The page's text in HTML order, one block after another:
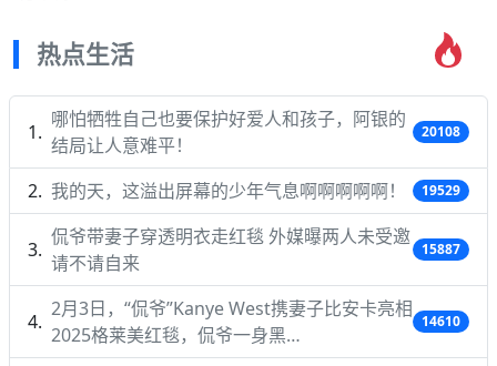
热点生活
哪怕牺牲自己也要保护好爱人和孩子，阿银的
结局让人意难平！
20108
我的天，这溢出屏幕的少年气息啊啊啊啊啊！ 19529
侃爷带妻子穿透明衣走红毯 外媒曝两人未受邀
请不请自来
15887
2月3日，“侃爷”Kanye West携妻子比安卡亮相
2025格莱美红毯，侃爷一身黑…
14610